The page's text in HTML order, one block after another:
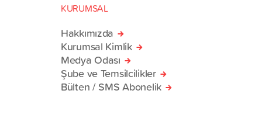
KURUMSAL
Hakkımızda
Kurumsal Kimlik
Medya Odası
Şube ve Temsilcilikler
Bülten / SMS Abonelik